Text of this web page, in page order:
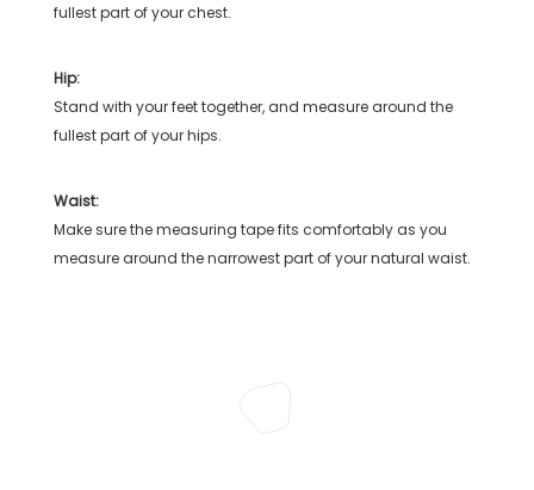
fullest part of your chest.
Hip:
Stand with your feet together, and measure around the
fullest part of your hips.
Waist:
Make sure the measuring tape fits comfortably as you
measure around the narrowest part of your natural waist.